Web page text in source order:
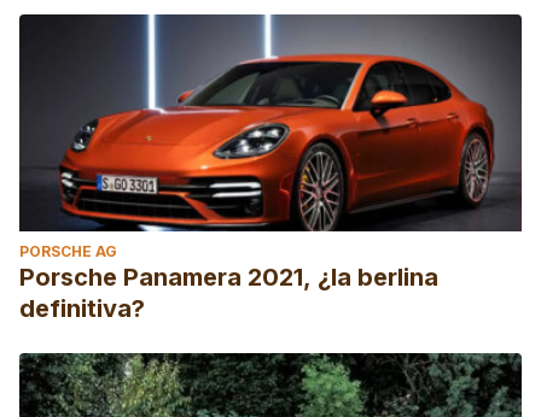
PORSCHE AG
Porsche Panamera 2021, ¿la berlina
definitiva?